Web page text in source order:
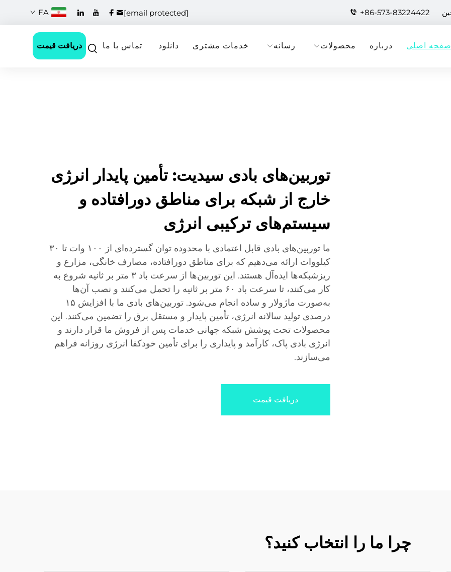
+86-573-83224422
[email protected]
FA
صفحه اصلی درباره محصولات رسانه خدمات مشتری دانلود تماس با ما دریافت قیمت
توربین‌های بادی سیدیت: تأمین پایدار انرژی
خارج از شبکه برای مناطق دورافتاده و
سیستم‌های ترکیبی انرژی
ما توربین‌های بادی قابل اعتمادی با محدوده توان گسترده‌ای از ۱۰۰ وات تا ۳۰
کیلووات ارائه می‌دهیم که برای مناطق دورافتاده، مصارف خانگی، مزارع و
ریزشبکه‌ها ایده‌آل هستند. این توربین‌ها از سرعت باد ۳ متر بر ثانیه شروع به
کار می‌کنند، تا سرعت باد ۶۰ متر بر ثانیه را تحمل می‌کنند و نصب آن‌ها
به‌صورت ماژولار و ساده انجام می‌شود. توربین‌های بادی ما با افزایش ۱۵
درصدی تولید سالانه انرژی، تأمین پایدار و مستقل برق را تضمین می‌کنند. این
محصولات تحت پوشش شبکه جهانی خدمات پس از فروش ما قرار دارند و
انرژی بادی پاک، کارآمد و پایداری را برای تأمین خودکفا انرژی روزانه فراهم
می‌سازند.
دریافت قیمت
چرا ما را انتخاب کنید؟